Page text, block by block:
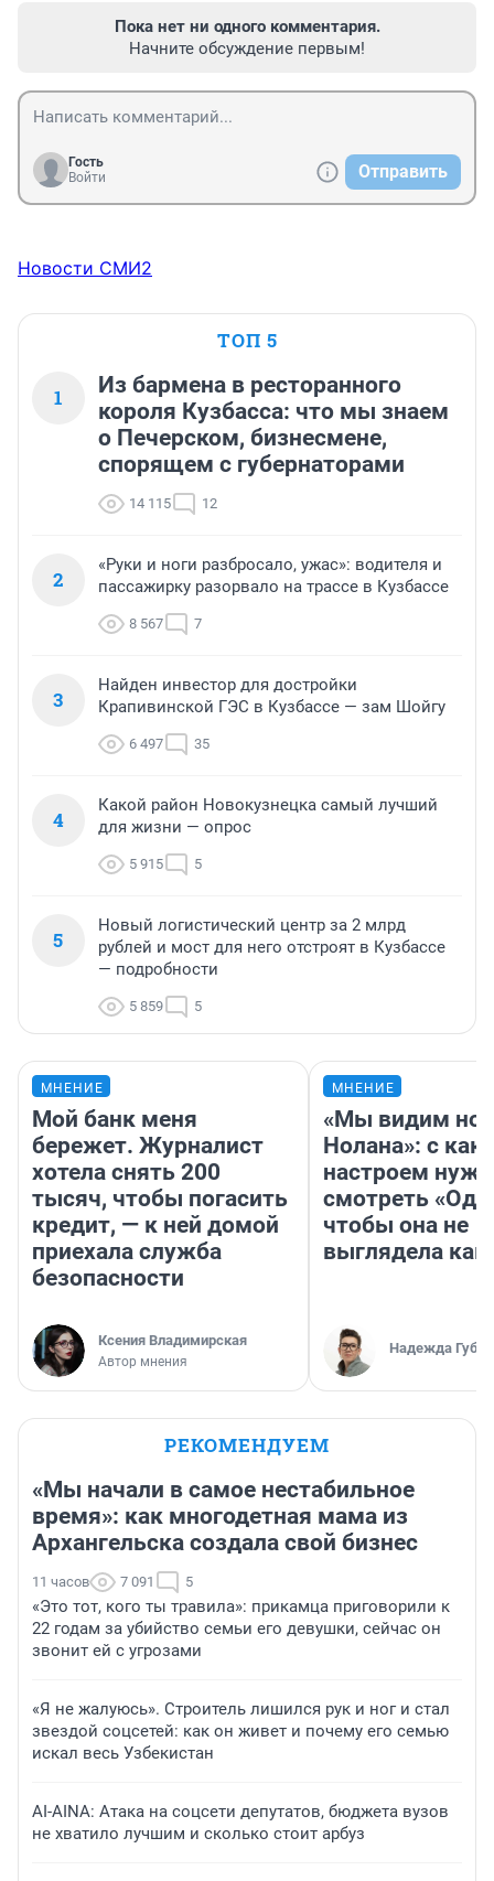
Пока нет ни одного комментария.
Начните обсуждение первым!
Гость
Войти
Отправить
Новости СМИ2
ТОП 5
1
Из бармена в ресторанного
короля Кузбасса: что мы знаем
о Печерском, бизнесмене,
спорящем с губернаторами
14 115 12
2
«Руки и ноги разбросало, ужас»: водителя и
пассажирку разорвало на трассе в Кузбассе
8 567 7
3
Найден инвестор для достройки
Крапивинской ГЭС в Кузбассе — зам Шойгу
6 497 35
4
Какой район Новокузнецка самый лучший
для жизни — опрос
5 915 5
5
Новый логистический центр за 2 млрд
рублей и мост для него отстроят в Кузбассе
— подробности
5 859 5
МНЕНИЕ
Мой банк меня
бережет. Журналист
хотела снять 200
тысяч, чтобы погасить
кредит, — к ней домой
приехала служба
безопасности
Ксения Владимирская
Автор мнения
МНЕНИЕ
«Мы видим
Нолана»: с
настроем
смотреть
чтобы она не
выглядела как
Надежда
РЕКОМЕНДУЕМ
«Мы начали в самое нестабильное
время»: как многодетная мама из
Архангельска создала свой бизнес
11 часов 7 091 5
«Это тот, кого ты травила»: прикамца приговорили к
22 годам за убийство семьи его девушки, сейчас он
звонит ей с угрозами
«Я не жалуюсь». Строитель лишился рук и ног и стал
звездой соцсетей: как он живет и почему его семью
искал весь Узбекистан
AI-AINA: Атака на соцсети депутатов, бюджета вузов
не хватило лучшим и сколько стоит арбуз